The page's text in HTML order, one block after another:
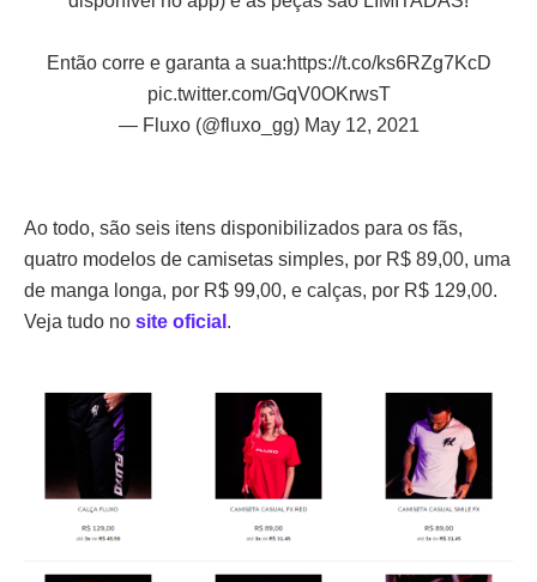
Então corre e garanta a sua:https://t.co/ks6RZg7KcD
pic.twitter.com/GqV0OKrwsT
— Fluxo (@fluxo_gg) May 12, 2021
Ao todo, são seis itens disponibilizados para os fãs,
quatro modelos de camisetas simples, por R$ 89,00, uma
de manga longa, por R$ 99,00, e calças, por R$ 129,00.
Veja tudo no site oficial .